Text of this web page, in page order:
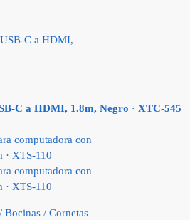
C a HDMI, 1.8m, Negro · XTC-545
Bocinas / Cornetas